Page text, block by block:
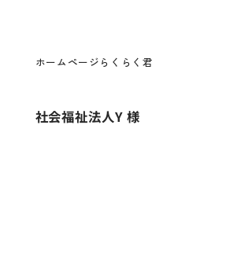
ホームページらくらく君
社会福祉法人Y 様